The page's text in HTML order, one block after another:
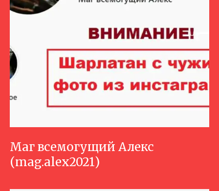
Маг всемогущий Алекс
(mag.alex2021)